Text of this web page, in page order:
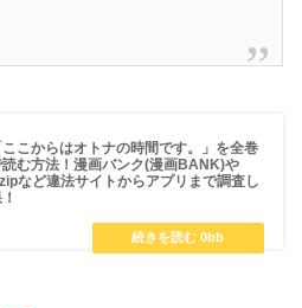
こからはオトナの時間です。」を全巻
む方法！漫画バンク(漫画BANK)や
など違法サイトからアプリまで調査し